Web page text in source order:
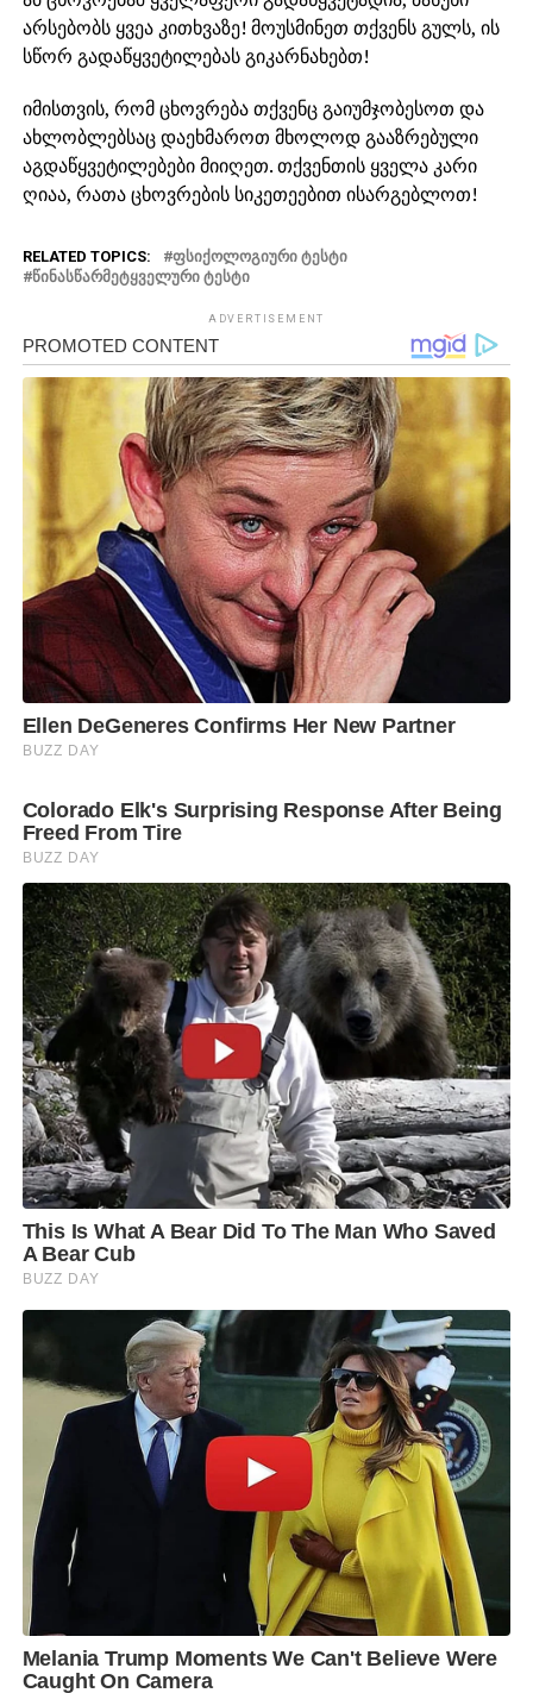
არსებობს ყვეა კითხვაზე! მოუსმინეთ თქვენს გულს, ის
სწორ გადაწყვეტილებას გიკარნახებთ!
იმისთვის, რომ ცხოვრება თქვენც გაიუმჯობესოთ და
ახლობლებსაც დაეხმაროთ მხოლოდ გააზრებული
აგდაწყვეტილებები მიიღეთ. თქვენთის ყველა კარი
ღიაა, რათა ცხოვრების სიკეთეებით ისარგებლოთ!
RELATED TOPICS:
ᲤᲡᲘᲥᲝᲚᲝᲒᲘᲣᲠᲘ ᲢᲔᲡᲢᲘ
ᲬᲘᲜᲐᲡᲬᲐᲠᲛᲔᲢᲧᲕᲔᲚᲣᲠᲘ ᲢᲔᲡᲢᲘ
ADVERTISEMENT